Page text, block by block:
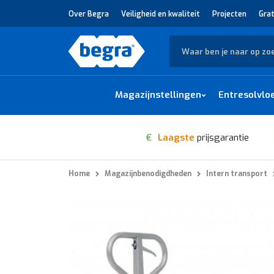
Over Begra Veiligheid en kwaliteit Projecten
Zoek
Magazijnstellingen
€ Laagste prijsgarantie
Home Magazijnbenodigdheden Intern transport